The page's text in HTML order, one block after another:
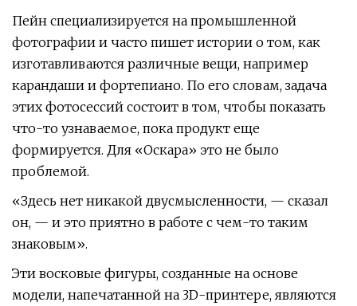
Пейн специализируется на промышленной
фотографии и часто пишет истории о том, как
изготавливаются различные вещи, например
карандаши и фортепиано. По его словам, задача
этих фотосессий состоит в том, чтобы показать
что-то узнаваемое, пока продукт еще
формируется. Для «Оскара» это не было
проблемой.
«Здесь нет никакой двусмысленности, — сказал
он, — и это приятно в работе с чем-то таким
знаковым».
Эти восковые фигуры, созданные на основе
модели, напечатанной на 3D-принтере, являются